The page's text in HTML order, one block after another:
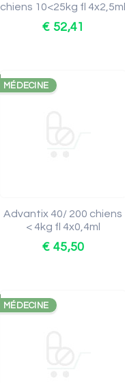
chiens 10<25kg fl
€ 52,41
MÉDECINE
Advantix 40/ 200 chiens
< 4kg fl 4x0,4ml
€ 45,50
MÉDECINE